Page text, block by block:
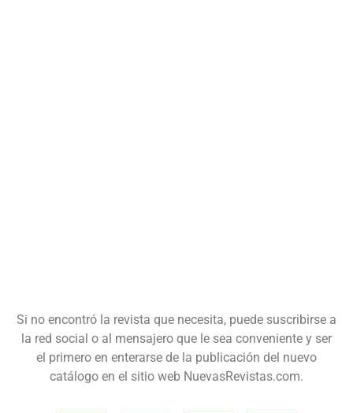
Si no encontró la revista que necesita, puede suscribirse a
la red social o al mensajero que le sea conveniente y ser
el primero en enterarse de la publicación del nuevo
catálogo en el sitio web NuevasRevistas.com.